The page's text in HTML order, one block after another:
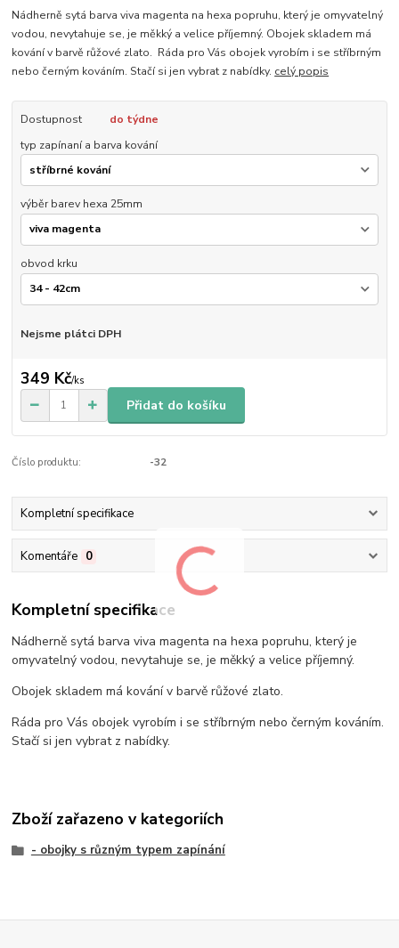
Nádherně sytá barva viva magenta na hexa popruhu, který je omyvatelný
vodou, nevytahuje se, je měkký a velice příjemný. Obojek skladem má
kování v barvě růžové zlato. Ráda pro Vás obojek vyrobím i se stříbrným
nebo černým kováním. Stačí si jen vybrat z nabídky. celý popis
Dostupnost
do týdne
typ zapínaní a barva kování
výběr barev hexa 25mm
obvod krku
Nejsme plátci DPH
349 Kč/ks
Přidat do košíku
Číslo produktu: -32
Kompletní specifikace
Komentáře 0
Kompletní specifikace
Nádherně sytá barva viva magenta na hexa popruhu, který je
omyvatelný vodou, nevytahuje se, je měkký a velice příjemný.
Obojek skladem má kování v barvě růžové zlato.
Ráda pro Vás obojek vyrobím i se stříbrným nebo černým kováním.
Stačí si jen vybrat z nabídky.
Zboží zařazeno v kategoriích
- obojky s různým typem zapínání